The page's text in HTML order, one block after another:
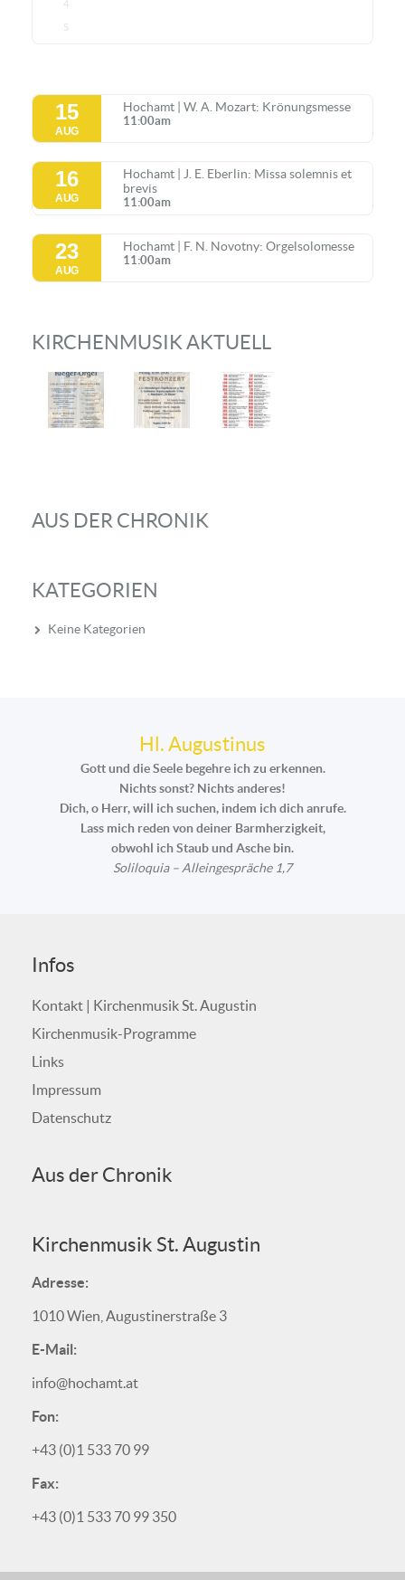
4
5
15
AUG
Hochamt | W. A. Mozart: Krönungsmesse
11:00am
16
AUG
Hochamt | J. E. Eberlin: Missa solemnis et
brevis
11:00am
23
AUG
Hochamt | F. N. Novotny: Orgelsolomesse
11:00am
KIRCHENMUSIK AKTUELL
AUS DER CHRONIK
KATEGORIEN
Keine Kategorien
Hl. Augustinus
Gott und die Seele begehre ich zu erkennen.
Nichts sonst? Nichts anderes!
Dich, o Herr, will ich suchen, indem ich dich anrufe.
Lass mich reden von deiner Barmherzigkeit,
obwohl ich Staub und Asche bin.
Soliloquia – Alleingespräche 1,7
Infos
Kontakt | Kirchenmusik St. Augustin
Kirchenmusik-Programme
Links
Impressum
Datenschutz
Aus der Chronik
Kirchenmusik St. Augustin
Adresse:
1010 Wien, Augustinerstraße 3
E-Mail:
info@hochamt.at
Fon:
+43 (0)1 533 70 99
Fax:
+43 (0)1 533 70 99 350